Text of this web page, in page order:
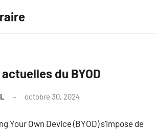
du BYOD
octobre 30, 2024
Your Own Device (BYOD) s’impose de